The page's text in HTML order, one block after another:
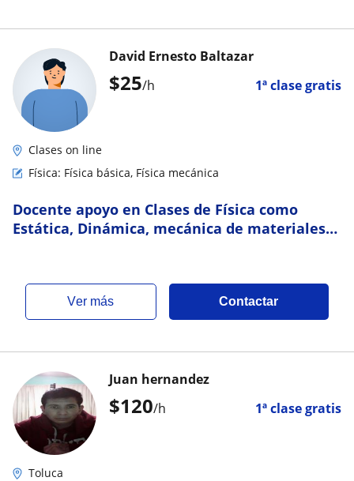
$25/h 1ª clase gratis
David Ernesto Baltazar
Clases on line
Física: Física básica, Física mecánica
Docente apoyo en Clases de Física como
Estática, Dinámica, mecánica de materiales
ver más Contactar
$120/h 1ª clase gratis
Juan hernandez
Toluca